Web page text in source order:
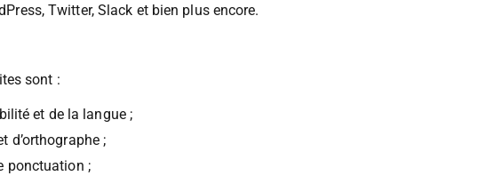
unique, ce ne sont pas seulement les algorithmes intelligents de l’IA
sont :
et de la langue ;
d’orthographe ;